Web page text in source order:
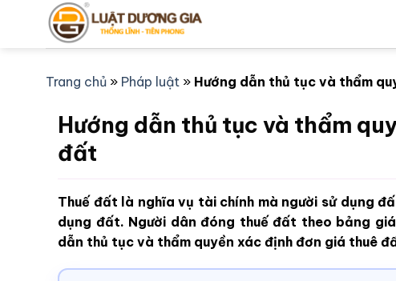
Trang chủ » Pháp luật » Hướng dẫn thủ tục và thẩm
Hướng dẫn thủ tục và thẩm
đất
Thuế đất là nghĩa vụ tài chính mà người sử dụng
dụng đất. Người dân đóng thuế đất theo bảng
dẫn thủ tục và thẩm quyền xác định đơn giá thuê